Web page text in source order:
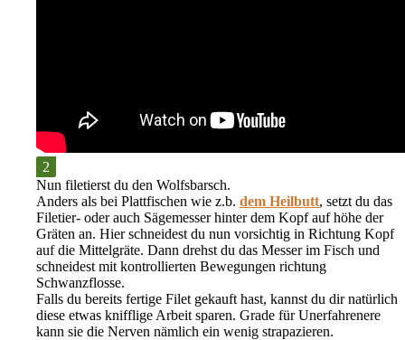
Nun filetierst du den Wolfsbarsch.
Anders als bei Plattfischen wie z.b. dem Heilbutt, setzt du das
Filetier- oder auch Sägemesserhinter dem Kopf auf höhe der
Gräten an. Hier schneidest du nun vorsichtig in Richtung Kopf
auf die Mittelgräte. Dann drehst du das Messer im Fisch und
schneidest mit kontrollierten Bewegungen richtung
Schwanzflosse.
Falls du bereits fertige Filet gekauft hast, kannst du dir natürlich
diese etwas knifflige Arbeit sparen. Grade für Unerfahrenere
kann sie die Nerven nämlich ein wenig strapazieren.